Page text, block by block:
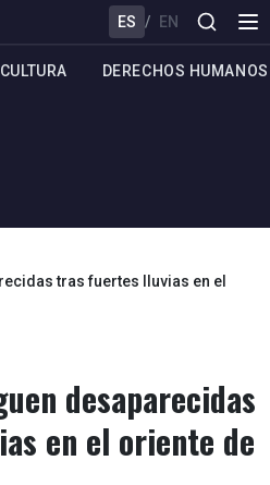
ES / EN
CULTURA DERECHOS HUMANOS
tras fuertes lluvias en el
desaparecidas
en el oriente de